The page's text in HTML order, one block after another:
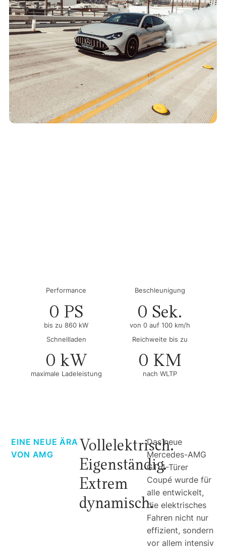
Performance
0 PS
bis zu 860 kW
Beschleunigung
0 Sek.
von 0 auf 100 km/h
Schnellladen
0 kW
maximale Ladeleistung
Reichweite bis zu
0 KM
nach WLTP
EINE NEUE ÄRA
VON AMG
Vollelektrisch.
Eigenständig.
Extrem
dynamisch.
Das neue
Mercedes-AMG
GT 4-Türer
Coupé wurde für
alle entwickelt,
die elektrisches
Fahren nicht nur
effizient, sondern
vor allem intensiv